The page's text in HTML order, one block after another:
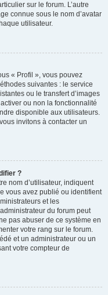
sur le forum. L’autre
connue sous le nom d’avatar
utilisateur.
« Profil », vous pouvez
suivantes : le service
ou le transfert d’images
ou non la fonctionnalité
disponible aux utilisateurs.
invitons à contacter un
?
nom d’utilisateur, indiquent
vous avez publié ou identifient
et les
du forum peut
pas abuser de ce système en
votre rang sur le forum.
et un administrateur ou un
votre compteur de